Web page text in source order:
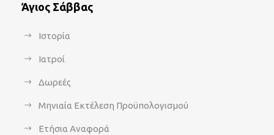
Άγιος Σάββας
Ιστορία
Ιατροί
Δωρεές
Μηνιαία Εκτέλεση Προϋπολογισμού
Ετήσια Αναφορά